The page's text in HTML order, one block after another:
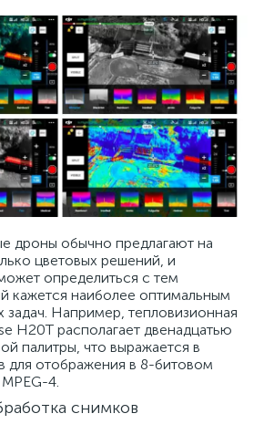
дроны обычно предлагают на
цветовых решений, и
определиться с тем
кажется наиболее оптимальным
задач. Например, тепловизионная
H20T располагает двенадцатью
палитры, что выражается в
для отображения в 8-битовом
4.
снимков